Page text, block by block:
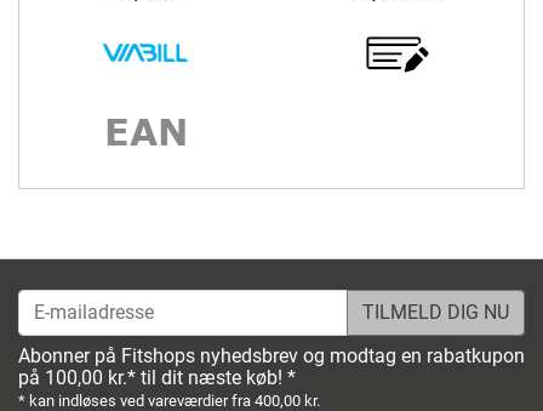
E-mailadresse
Abonner på Fitshops nyhedsbrev og modtag en rabatkupon
på 100,00 kr.* til dit næste køb! *
* kan indløses ved vareværdier fra 400,00 kr.